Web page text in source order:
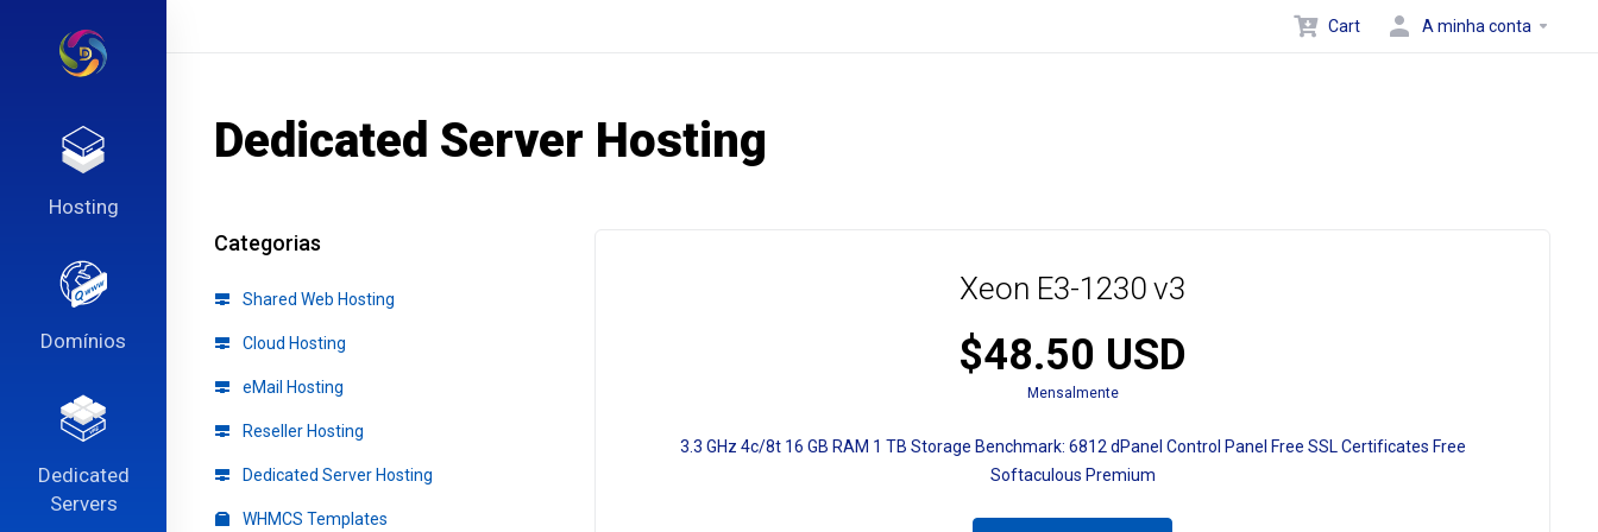
Hosting
Domínios
Dedicated
Servers
Cart A minha conta
Dedicated Server Hosting
Categorias
Shared Web Hosting
Cloud Hosting
eMail Hosting
Reseller Hosting
Dedicated Server Hosting
WHMCS Templates
Xeon E3-1230 v3
$48.50 USD
Mensalmente
3.3 GHz 4c/8t16 GB RAM 1 TB Storage Benchmark: 6812 dPanel Control Panel Free SSL Certificates Free
Softaculous Premium